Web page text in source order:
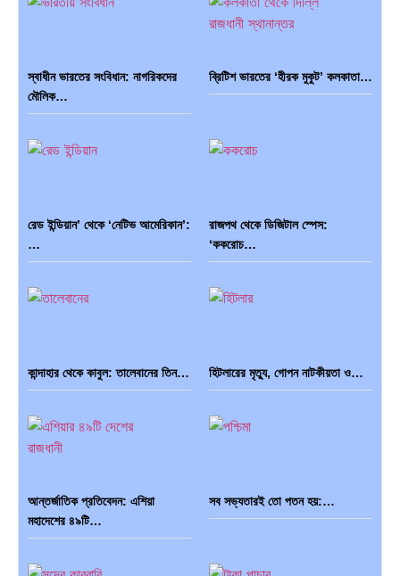
স্বাধীন ভারতের সংবিধান: নাগরিকদের
মৌলিক…
ব্রিটিশ ভারতের ‘হীরক মুকুট’ কলকাতা…
রেড ইন্ডিয়ান’ থেকে ‘নেটিভ আমেরিকান’:
…
রাজপথ থেকে ডিজিটাল স্পেস:
‘ককরোচ…
কান্দাহার থেকে কাবুল: তালেবানের তিন… হিটলারের মৃত্যু, গোপন নাটকীয়তা ও…
আন্তর্জাতিক প্রতিবেদন: এশিয়া
মহাদেশের ৪৯টি…
সব সভ্যতারই তো পতন হয়:…